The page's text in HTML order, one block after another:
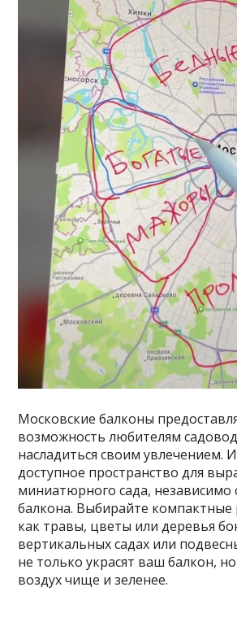
Московские балконы
возможность любителям
насладиться своим увлечением.
доступное пространство для
миниатюрного сада, независимо
балкона. Выбирайте компактные
как травы, цветы или деревья
вертикальных садах или
не только украсят ваш балкон,
воздух чище и зеленее.